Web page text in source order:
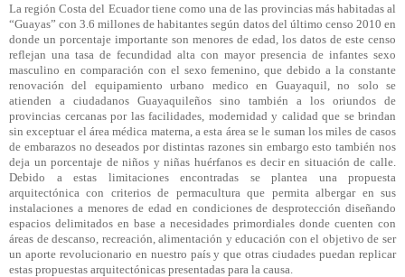
La región Costa del Ecuador tiene como una de las provincias más habitadas al
“Guayas” con 3.6 millones de habitantes según datos del último censo 2010 en
donde un porcentaje importante son menores de edad, los datos de este censo
reflejan una tasa de fecundidad alta con mayor presencia de infantes sexo
masculino en comparación con el sexo femenino, que debido a la constante
renovación del equipamiento urbano medico en Guayaquil, no solo se
atienden a ciudadanos Guayaquileños sino también a los oriundos de
provincias cercanas por las facilidades, modernidad y calidad que se brindan
sin exceptuar el área médica materna, a esta área se le suman los miles de casos
de embarazos no deseados por distintas razones sin embargo esto también nos
deja un porcentaje de niños y niñas huérfanos es decir en situación de calle.
Debido a estas limitaciones encontradas se plantea una propuesta
arquitectónica con criterios de permacultura que permita albergar en sus
instalaciones a menores de edad en condiciones de desprotección diseñando
espacios delimitados en base a necesidades primordiales donde cuenten con
áreas de descanso, recreación, alimentación y educación con el objetivo de ser
un aporte revolucionario en nuestro país y que otras ciudades puedan replicar
estas propuestas arquitectónicas presentadas para la causa.